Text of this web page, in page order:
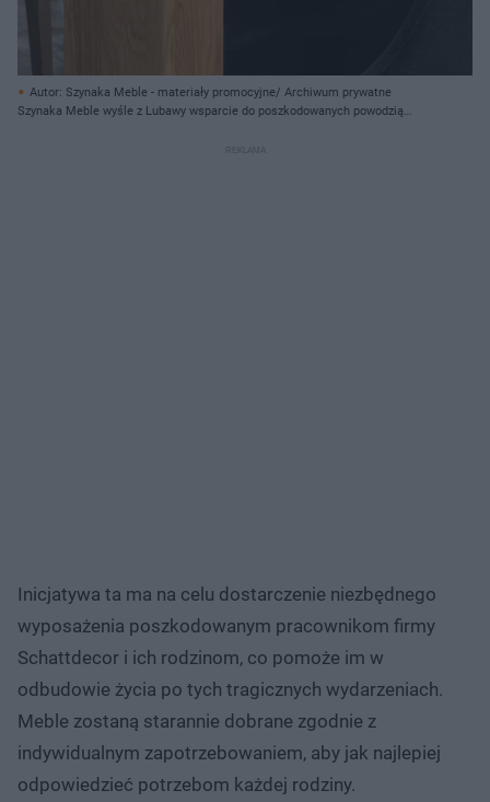
Autor: Szynaka Meble - materiały promocyjne/ Archiwum prywatne
Szynaka Meble wyśle z Lubawy wsparcie do poszkodowanych powodzią
Inicjatywa ta ma na celu dostarczenie niezbędnego
wyposażenia poszkodowanym pracownikom firmy
Schattdecor i ich rodzinom, co pomoże im w
odbudowie życia po tych tragicznych wydarzeniach.
Meble zostaną starannie dobrane zgodnie z
indywidualnym zapotrzebowaniem, aby jak najlepiej
odpowiedzieć potrzebom każdej rodziny.